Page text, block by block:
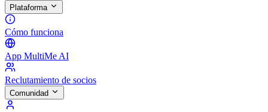
Plataforma
Cómo funciona
App MultiMe AI
Reclutamiento de socios
Comunidad